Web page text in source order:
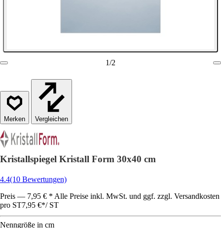
1/2
Vergleichen
Kristallspiegel Kristall Form 30x40 cm
4.4(10 Bewertungen)
Preis — 7,95 € * Alle Preise inkl. MwSt. und ggf. zzgl. Versandkosten
pro ST7,95 €*/ ST
Nenngröße in cm